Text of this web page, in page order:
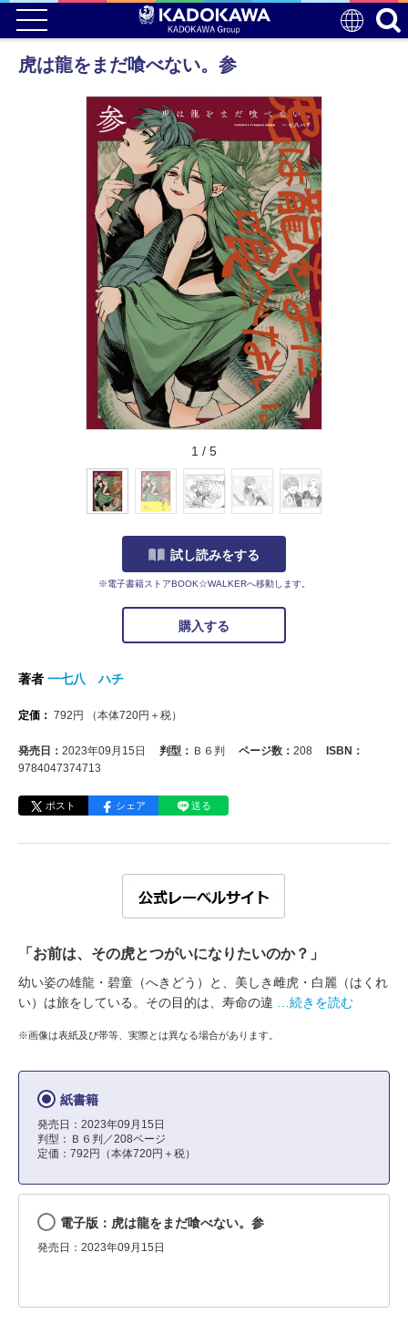
虎は龍をまだ喰べない。参
1 / 5
試し読みをする
※電子書籍ストアBOOK☆WALKERへ移動します。
購入する
著者 一七八 ハチ
定価： 792 円 （本体720円＋税）
発売日： 2023年09月15日 判型： Ｂ６判 ページ数： 208
ISBN：
9784047374713
ポスト シェア 送る
「お前は、その虎とつがいになりたいのか？」
幼い姿の雄龍・碧童（へきどう）と、美しき雌虎・白麗（はくれ
い）は旅をしている。その目的は、寿命の違
…続きを読む
※画像は表紙及び帯等、実際とは異なる場合があります。
紙書籍
発売日：2023年09月15日
判型：Ｂ６判／208ページ
定価：792円（本体720円＋税）
電子版：虎は龍をまだ喰べない。参
発売日：2023年09月15日